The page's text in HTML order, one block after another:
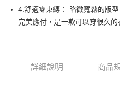
【「AFTEE先享後付」結帳流程】
ATM／網路銀行／等多元方式進行付款
全家取貨付款
免運費
萊爾富取貨付款
4.舒適零束縛： 略微寬鬆的版
完美應付，是一款可以穿很久的
詳細說明 商品